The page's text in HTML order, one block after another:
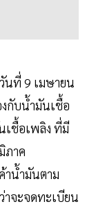
นที่ 9 เมษายน
กับน้ำมันเชื้อ
เชื้อเพลิง ที่มี
ภาค
าน้ำมันตาม
าจะจดทะเบียน